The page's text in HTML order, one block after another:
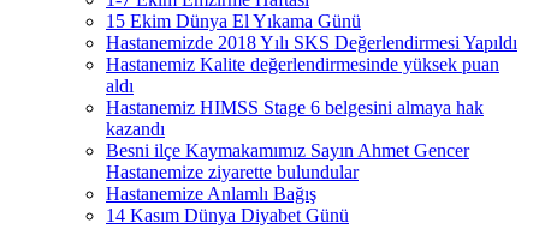
15 Ekim Dünya El Yıkama Günü
Hastanemizde 2018 Yılı SKS Değerlendirmesi Yapıldı
Hastanemiz Kalite değerlendirmesinde yüksek puan
aldı
Hastanemiz HIMSS Stage 6 belgesini almaya hak
kazandı
Besni ilçe Kaymakamımız Sayın Ahmet Gencer
Hastanemize ziyarette bulundular
Hastanemize Anlamlı Bağış
14 Kasım Dünya Diyabet Günü